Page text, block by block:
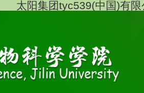
太阳集团tyc539(中国)有